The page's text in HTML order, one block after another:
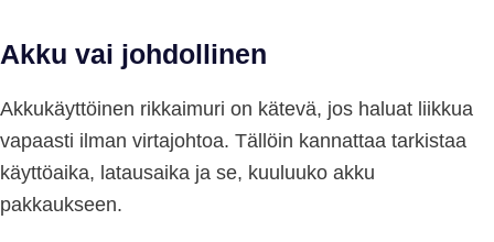
Akku vai johdollinen
Akkukäyttöinen rikkaimuri on kätevä, jos haluat liikkua
vapaasti ilman virtajohtoa. Tällöin kannattaa tarkistaa
käyttöaika, latausaika ja se, kuuluuko akku
pakkaukseen.